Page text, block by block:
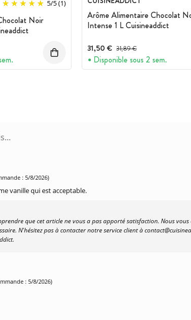
5/5(1)
Noir
:
Arôme Alimentaire Chocolat
Intense 1 L Cuisineaddict
31,50 € Prix avant réduction :
31,89 €
Disponible sous 2 sem.
: 5/8/2026)
vanille qui est acceptable.
que cet article ne vous a pas apporté satisfaction. Nous
N'hésitez pas à contacter notre service client à
: 5/8/2026)